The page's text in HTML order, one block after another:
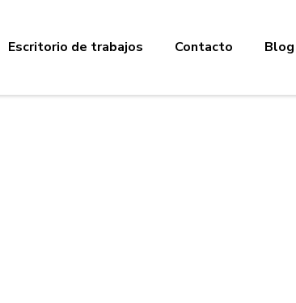
Escritorio de trabajos Contacto Blog